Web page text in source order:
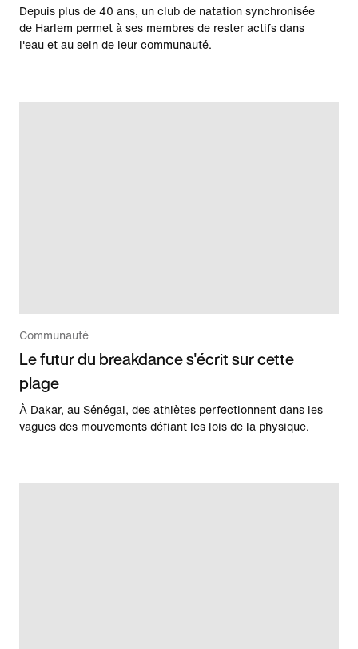
Depuis plus de 40 ans, un club de natation synchronisée
de Harlem permet à ses membres de rester actifs dans
l'eau et au sein de leur communauté.
Communauté
Le futur du breakdance s'écrit sur cette
plage
À Dakar, au Sénégal, des athlètes perfectionnent dans les
vagues des mouvements défiant les lois de la physique.